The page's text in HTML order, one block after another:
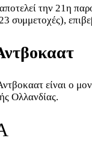
την 21η
συμμετοχές),
είναι ο
Ολλανδίας.